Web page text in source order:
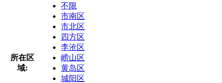
所在区
域:
不限
市南区
市北区
四方区
李沧区
崂山区
黄岛区
城阳区